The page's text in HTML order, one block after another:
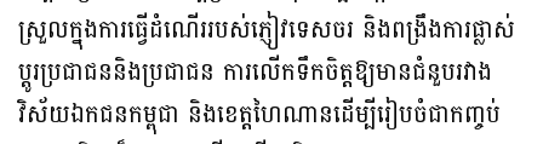
ស្រួលក្នុងការធ្វើដំណើររបស់ភ្ញៀវទេសចរ និងពង្រឹងការផ្លាស់
ប្តូរប្រជាជននិងប្រជាជន ការលើកទឹកចិត្តឱ្យមានជំនួបរវាង
វិស័យឯកជនកម្ពុជា និងខេត្តហៃណានដើម្បីរៀបចំជាកញ្ចប់